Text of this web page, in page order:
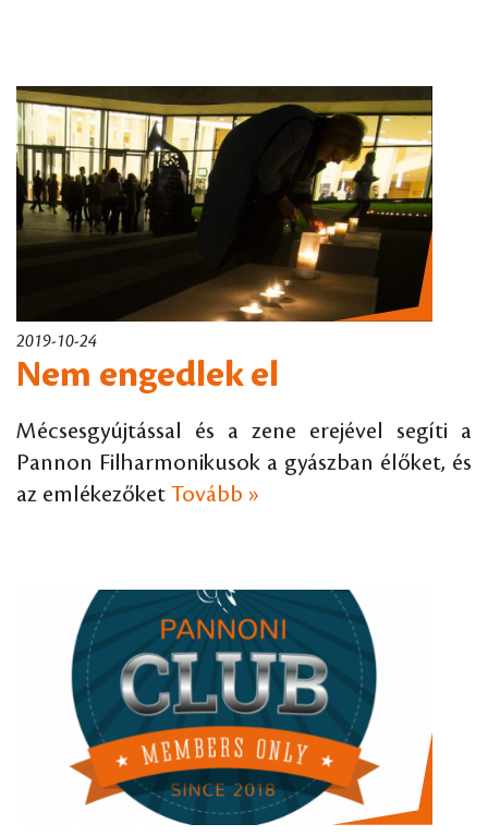
2019-10-24
Nem engedlek el
Mécsesgyújtással és a zene erejével segíti a
Pannon Filharmonikusok a gyászban élőket, és
az emlékezőket Tovább »